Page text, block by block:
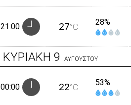
21:00 27°C 28%
ΚΥΡΙΑΚΗ 9 ΑΥΓΟΥΣΤΟΥ
00:00 22°C 53%